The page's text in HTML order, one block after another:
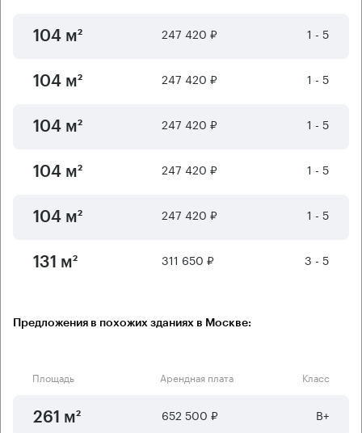
104 м² 247 420 ₽ 1 - 5
104 м² 247 420 ₽ 1 - 5
104 м² 247 420 ₽ 1 - 5
104 м² 247 420 ₽ 1 - 5
104 м² 247 420 ₽ 1 - 5
131 м² 311 650 ₽ 3 - 5
Предложения в похожих зданиях в Москве:
Площадь Арендная плата Класс
261 м² 652 500 ₽ B+